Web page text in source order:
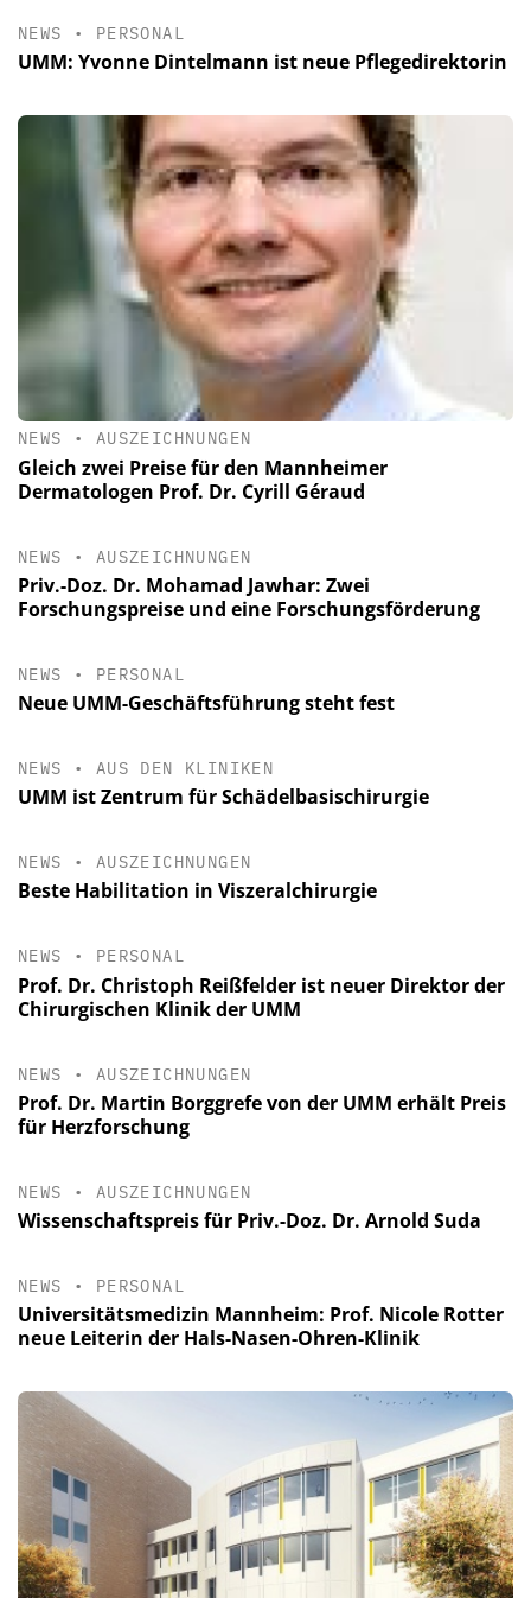
NEWS • PERSONAL
UMM: Yvonne Dintelmann ist neue Pflegedirektorin
NEWS • AUSZEICHNUNGEN
Gleich zwei Preise für den Mannheimer
Dermatologen Prof. Dr. Cyrill Géraud
NEWS • AUSZEICHNUNGEN
Priv.-Doz. Dr. Mohamad Jawhar: Zwei
Forschungspreise und eine Forschungsförderung
NEWS • PERSONAL
Neue UMM-Geschäftsführung steht fest
NEWS • AUS DEN KLINIKEN
UMM ist Zentrum für Schädelbasischirurgie
NEWS • AUSZEICHNUNGEN
Beste Habilitation in Viszeralchirurgie
NEWS • PERSONAL
Prof. Dr. Christoph Reißfelder ist neuer Direktor der
Chirurgischen Klinik der UMM
NEWS • AUSZEICHNUNGEN
Prof. Dr. Martin Borggrefe von der UMM erhält Preis
für Herzforschung
NEWS • AUSZEICHNUNGEN
Wissenschaftspreis für Priv.-Doz. Dr. Arnold Suda
NEWS • PERSONAL
Universitätsmedizin Mannheim: Prof. Nicole Rotter
neue Leiterin der Hals-Nasen-Ohren-Klinik